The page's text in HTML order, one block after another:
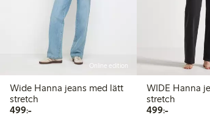
Online edition
Wide Hanna jeans med lätt
stretch
499:-499,00 kr
WIDE Hanna jeans med lätt
stretch
499:-499,00 kr